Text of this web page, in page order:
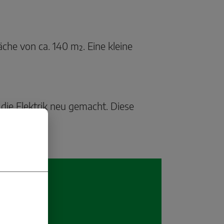
von ca. 140 m². Eine kleine
Elektrik neu gemacht. Diese